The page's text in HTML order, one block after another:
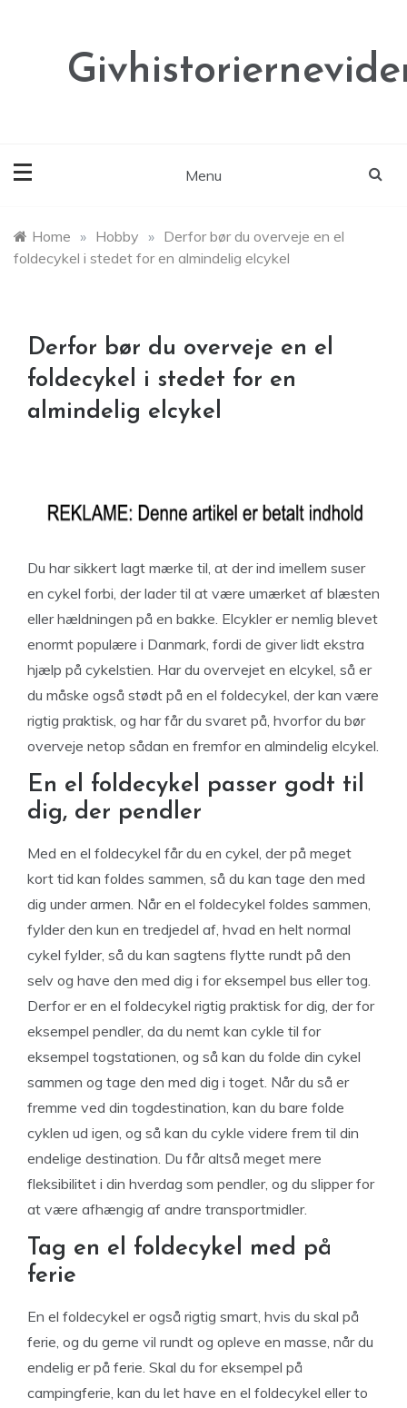
Menu
Home » Hobby » Derfor bør du overveje en el
foldecykel i stedet for en almindelig elcykel
Derfor bør du overveje en el
foldecykel i stedet for en
almindelig elcykel
Du har sikkert lagt mærke til, at der ind imellem suser
en cykel forbi, der lader til at være umærket af blæsten
eller hældningen på en bakke. Elcykler er nemlig blevet
enormt populære i Danmark, fordi de giver lidt ekstra
hjælp på cykelstien. Har du overvejet en elcykel, så er
du måske også stødt på en el foldecykel, der kan være
rigtig praktisk, og har får du svaret på, hvorfor du bør
overveje netop sådan en fremfor en almindelig elcykel.
En el foldecykel passer godt til
dig, der pendler
Med en el foldecykel får du en cykel, der på meget
kort tid kan foldes sammen, så du kan tage den med
dig under armen. Når en el foldecykel foldes sammen,
fylder den kun en tredjedel af, hvad en helt normal
cykel fylder, så du kan sagtens flytte rundt på den
selv og have den med dig i for eksempel bus eller tog.
Derfor er en el foldecykel rigtig praktisk for dig, der for
eksempel pendler, da du nemt kan cykle til for
eksempel togstationen, og så kan du folde din cykel
sammen og tage den med dig i toget. Når du så er
fremme ved din togdestination, kan du bare folde
cyklen ud igen, og så kan du cykle videre frem til din
endelige destination. Du får altså meget mere
fleksibilitet i din hverdag som pendler, og du slipper for
at være afhængig af andre transportmidler.
Tag en el foldecykel med på
ferie
En el foldecykel er også rigtig smart, hvis du skal på
ferie, og du gerne vil rundt og opleve en masse, når du
endelig er på ferie. Skal du for eksempel på
campingferie, kan du let have en el foldecykel eller to